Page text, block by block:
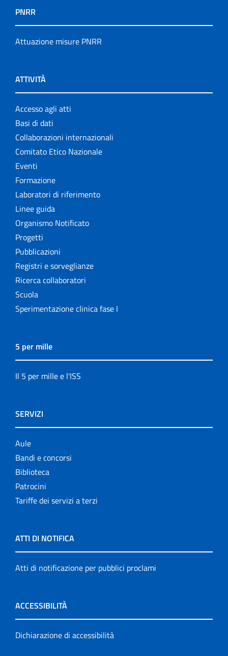
PNRR
Attuazione misure PNRR
ATTIVITÀ
Accesso agli atti
Basi di dati
Collaborazioni internazionali
Comitato Etico Nazionale
Eventi
Formazione
Laboratori di riferimento
Linee guida
Organismo Notificato
Progetti
Pubblicazioni
Registri e sorveglianze
Ricerca collaboratori
Scuola
Sperimentazione clinica fase I
5 per mille
Il 5 per mille e l'ISS
SERVIZI
Aule
Bandi e concorsi
Biblioteca
Patrocini
Tariffe dei servizi a terzi
ATTI DI NOTIFICA
Atti di notificazione per pubblici proclami
ACCESSIBILITÀ
Dichiarazione di accessibilità